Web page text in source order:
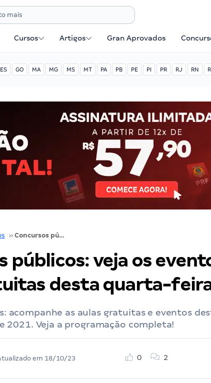
Cursos Artigos Gran Aprovados
ES GO MA MG MS MT PA PB PE PI PR RJ RN
›› Concursos públicos: veja os eventos e aulas gratuitas desta quarta-feira
públicos: veja os
desta quarta-
acompanhe as aulas gratuitas e eventos
2021. Veja a programação completa!
em 18/10/23
0 2